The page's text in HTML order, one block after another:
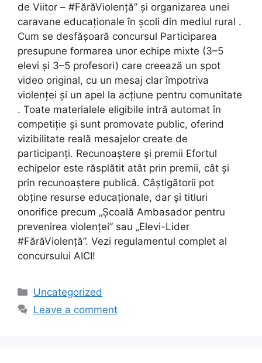
de Viitor – #FărăViolență” și organizarea unei
caravane educaționale în școli din mediul rural .
Cum se desfășoară concursul Participarea
presupune formarea unor echipe mixte (3–5
elevi și 3–5 profesori) care creează un spot
video original, cu un mesaj clar împotriva
violenței și un apel la acțiune pentru comunitate
. Toate materialele eligibile intră automat în
competiție și sunt promovate public, oferind
vizibilitate reală mesajelor create de
participanți. Recunoaștere și premii Efortul
echipelor este răsplătit atât prin premii, cât și
prin recunoaștere publică. Câștigătorii pot
obține resurse educaționale, dar și titluri
onorifice precum „Școală Ambasador pentru
prevenirea violenței” sau „Elevi-Lider
#FărăViolență”. Vezi regulamentul complet al
concursului AICI!
Uncategorized
Leave a comment